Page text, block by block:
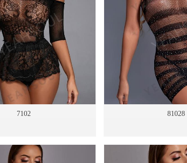
7102 81028